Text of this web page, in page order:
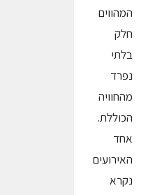
המהווים
חלק
בלתי
נפרד
מהחוויה
הכוללת.
אחד
האירועים
נקרא